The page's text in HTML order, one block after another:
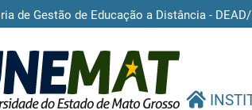
de Gestão de Educação a Distância -